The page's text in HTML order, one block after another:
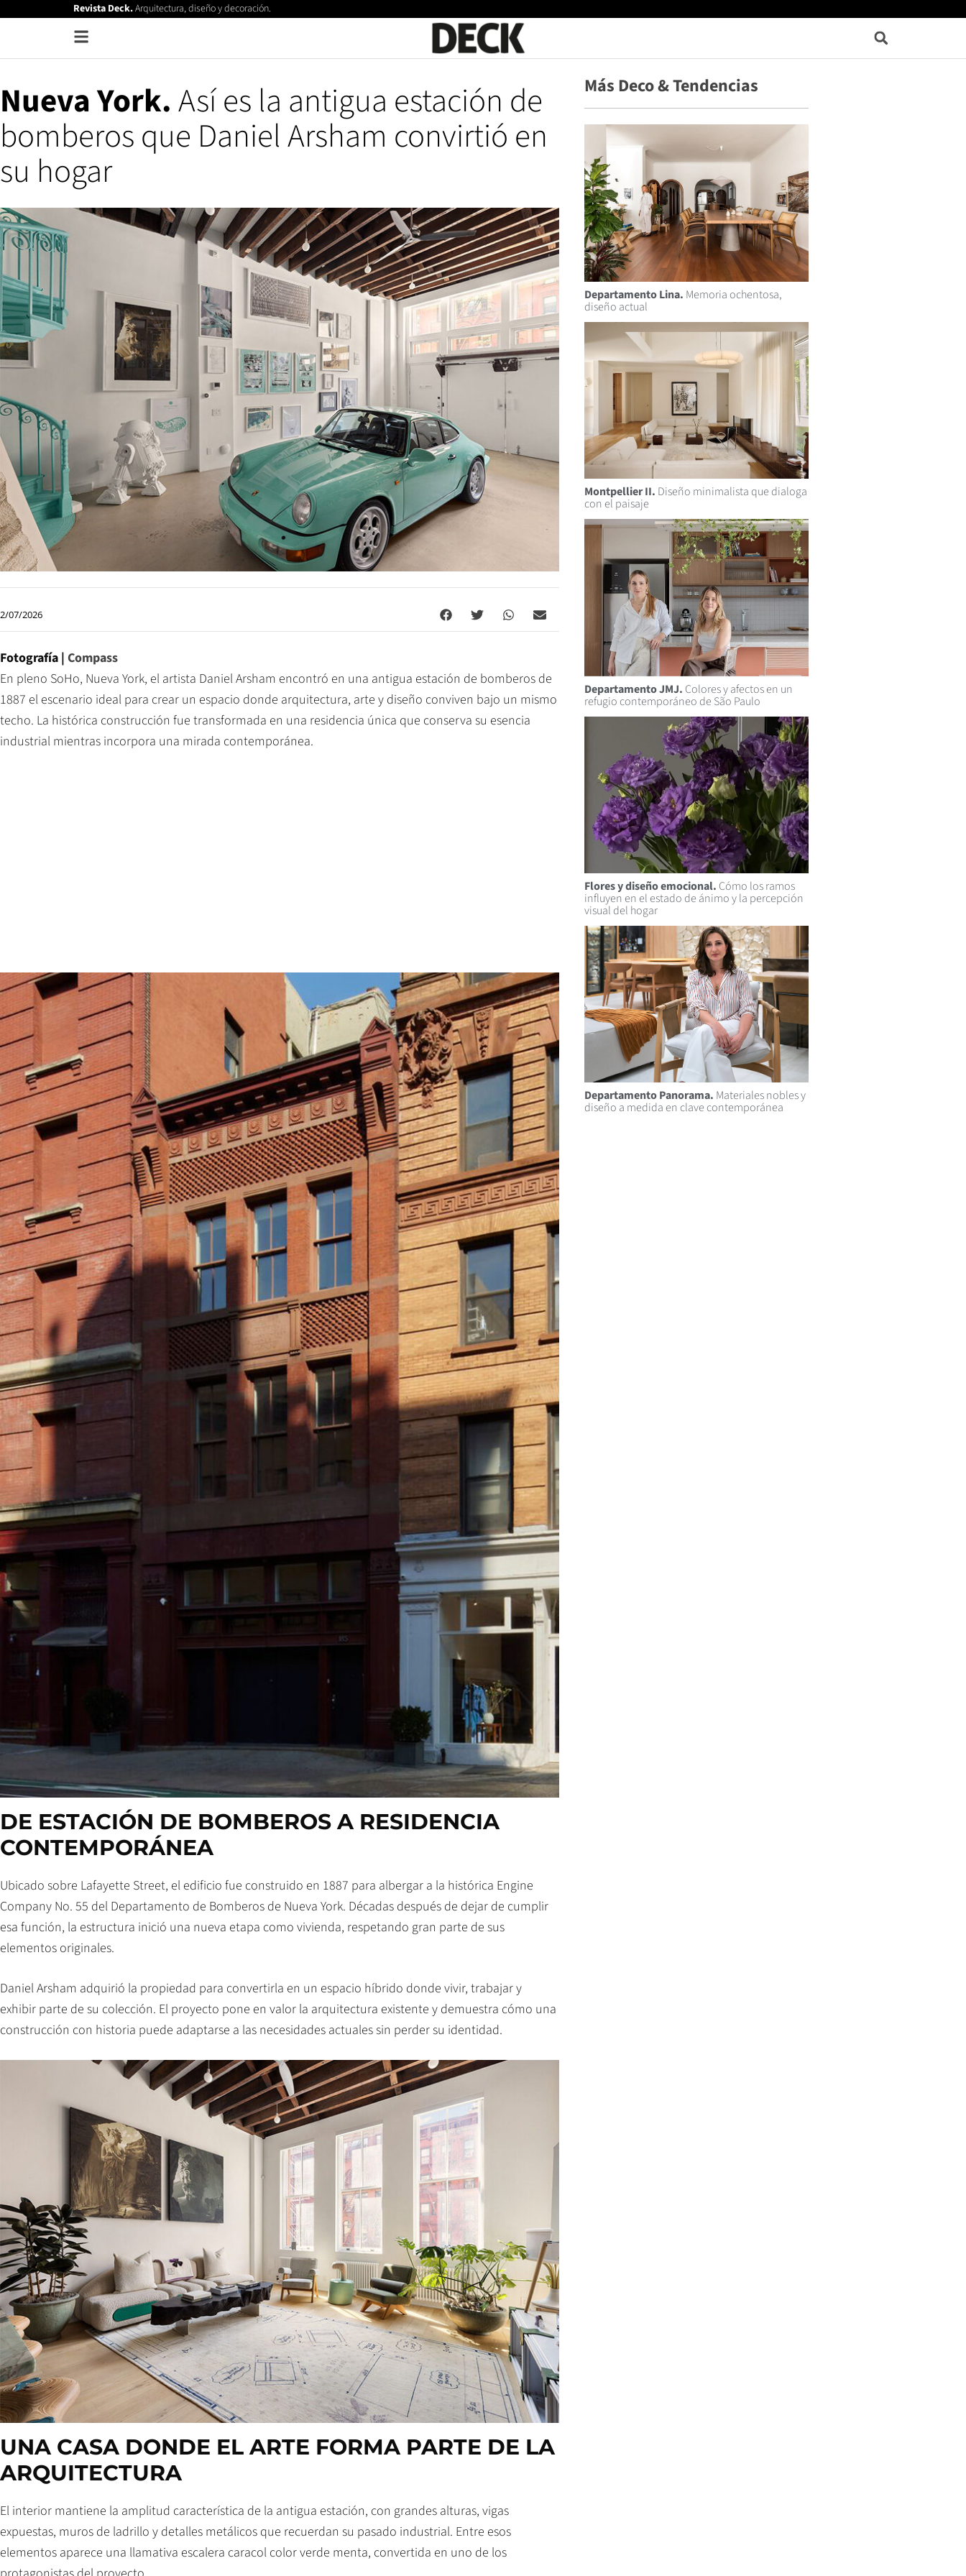
Revista Deck.Arquitectura, diseño y decoración.
Nueva York.Así es la antigua estación de
bomberos que Daniel Arsham convirtió en
su hogar
2/07/2026
Fotografía | Compass
En pleno SoHo, Nueva York, el artista Daniel Arsham encontró en una antigua estación de bomberos de
1887 el escenario ideal para crear un espacio donde arquitectura, arte y diseño conviven bajo un mismo
techo. La histórica construcción fue transformada en una residencia única que conserva su esencia
industrial mientras incorpora una mirada contemporánea.
DE ESTACIÓN DE BOMBEROS A RESIDENCIA
CONTEMPORÁNEA
Ubicado sobre Lafayette Street, el edificio fue construido en 1887 para albergar a la histórica Engine
Company No. 55 del Departamento de Bomberos de Nueva York. Décadas después de dejar de cumplir
esa función, la estructura inició una nueva etapa como vivienda, respetando gran parte de sus
elementos originales.
Daniel Arsham adquirió la propiedad para convertirla en un espacio híbrido donde vivir, trabajar y
exhibir parte de su colección. El proyecto pone en valor la arquitectura existente y demuestra cómo una
construcción con historia puede adaptarse a las necesidades actuales sin perder su identidad.
UNA CASA DONDE EL ARTE FORMA PARTE DE LA
ARQUITECTURA
El interior mantiene la amplitud característica de la antigua estación, con grandes alturas, vigas
expuestas, muros de ladrillo y detalles metálicos que recuerdan su pasado industrial. Entre esos
elementos aparece una llamativa escalera caracol color verde menta, convertida en uno de los
Más Deco & Tendencias
Departamento Lina. Memoria ochentosa,
diseño actual
Montpellier II. Diseño minimalista que dialoga
con el paisaje
Departamento JMJ. Colores y afectos en un
refugio contemporáneo de São Paulo
Flores y diseño emocional. Cómo los ramos
influyen en el estado de ánimo y la percepción
visual del hogar
Departamento Panorama. Materiales nobles y
diseño a medida en clave contemporánea